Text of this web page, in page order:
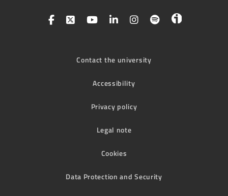
Contact the university
Accessibility
Privacy policy
Legal note
Cookies
Data Protection and Security